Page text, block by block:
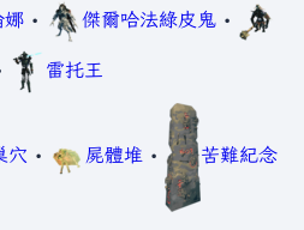
娜 • 傑爾哈法綠皮鬼 •
雷托王
穴 • 屍體堆 • 苦難紀念